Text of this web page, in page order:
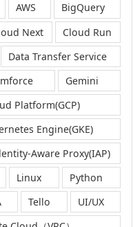
AWS
BigQuery
Next
Cloud Run
Data Transfer Service
Gemini
Platform(GCP)
Engine(GKE)
Aware Proxy(IAP)
Linux
Python
Tello
UI/UX